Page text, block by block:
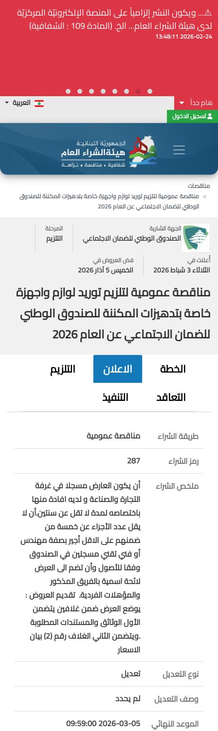
⚠️... ويكون النشر إلزامياً على المنصة الإلكترونيّة المركزيّة
لدى هيئة الشراء العام... الخ. (المادة 109 : الشفافية)
2026-02-24 13:48:11
هام جداً العربية
تسجيل الدخول
مناقصات
مناقصة عمومية لتلزيم توريد لوازم واجهزة خاصة بتدهيزات المكننة للصندوق
الوطني للضمان الاجتماعي عن العام 2026
الجهة الشارية
الصندوق الوطني للضمان الاجتماعي
المرحلة
التلزيم
أُعلنت في
الثلاثاء 3 شباط 2026
فض العروض في
الخميس 5 آذار 2026
مناقصة عمومية لتلزيم توريد لوازم واجهزة
خاصة بتدهيزات المكننة للصندوق الوطني
للضمان الاجتماعي عن العام 2026
الخطة الاعلان
التلزيم
التعاقد
التنفيذ
طريقة الشراء
مناقصة عمومية
رمز الشراء
287
ملخص الشراء
أن يكون العارض مسجلا في غرفة
التجارة والصناعة و لديه افادة منها
باختصاصه لمدة لا تقل عن سنتين.أن لا
يقل عدد الأجراء عن خمسة من
ضمنهم على الاقل أجير بصفة مهندس
أو فني تقني مسجلين في الصندوق
وفقا للأصول وأن تضم الى العرض
لائحة اسمية بالفريق المذكور
والمؤهلات الفردية. تقديم العروض :
يوضع العرض ضمن غلافين يتضمن
الأول الوثائق والمستندات المطلوبة
.ويتضمن الثاني الغلاف رقم (2) بيان
الاسعار
نوع التعديل
تعديل
وصف التعديل
لم يحدد
الموعد النهائي
2026-03-05 09:59:00